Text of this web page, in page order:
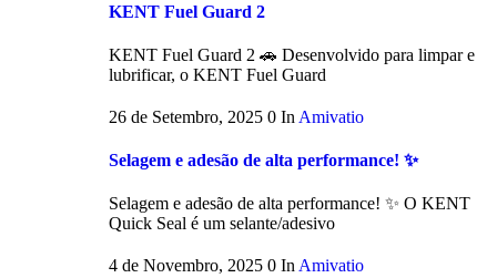
KENT Fuel Guard 2
KENT Fuel Guard 2 🚗 Desenvolvido para limpar e
lubrificar, o KENT Fuel Guard
26 de Setembro, 2025 0 In Amivatio
Selagem e adesão de alta performance! ✨
Selagem e adesão de alta performance! ✨ O KENT
Quick Seal é um selante/adesivo
4 de Novembro, 2025 0 InAmivatio